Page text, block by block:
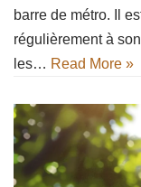
barre de métro. Il
régulièrement à
les… Read More »